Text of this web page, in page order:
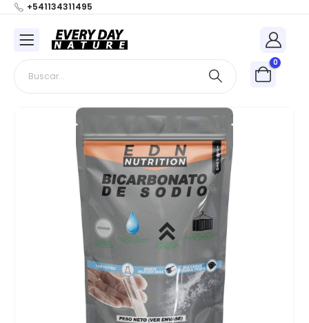
+541134311495
0